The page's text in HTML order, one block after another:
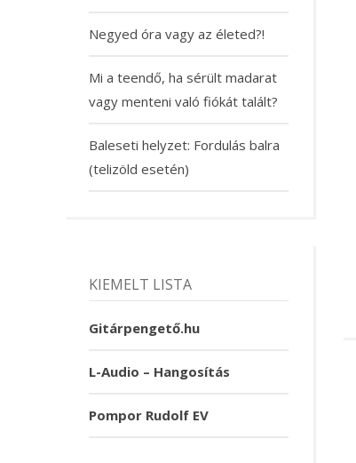
Negyed óra vagy az életed?!
Mi a teendő, ha sérült madarat
vagy menteni való fiókát talált?
Baleseti helyzet: Fordulás balra
(telizöld esetén)
KIEMELT LISTA
Gitárpengető.hu
L-Audio – Hangosítás
Pompor Rudolf EV